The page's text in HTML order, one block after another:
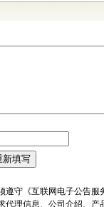
遵守《互联网电子公告服
代理信息、公司介绍、产